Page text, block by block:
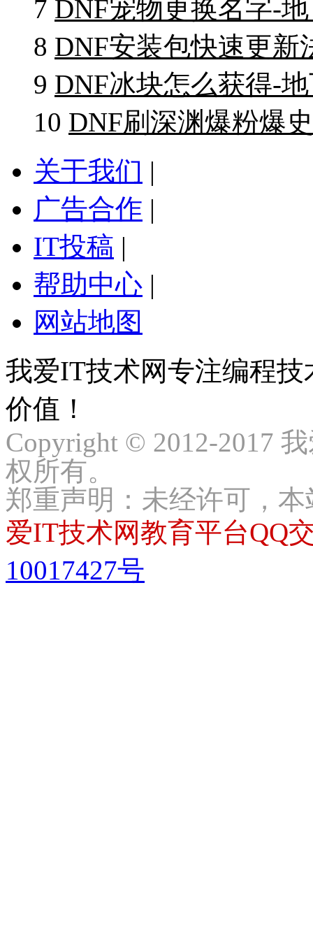
7 DNF宠物更换名字-
8 DNF安装包快速更新
9 DNF冰块怎么获得-
10 DNF刷深渊爆粉爆
关于我们 |
广告合作 |
IT投稿 |
帮助中心 |
网站地图
我爱IT技术网专注编程
价值！
Copyright © 2012-2017
权所有。
郑重声明：未经许可，
爱IT技术网教育平台QQ
10017427号